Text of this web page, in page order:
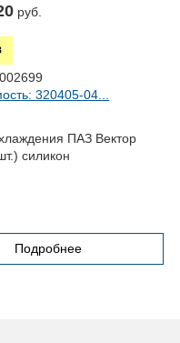
руб.
320405-04...
ПАЗ Вектор
силикон
Подробнее